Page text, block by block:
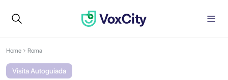
Home Roma
Visita Autoguiada